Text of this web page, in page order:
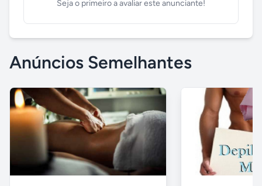
Seja o primeiro a avaliar este anunciante!
Anúncios Semelhantes